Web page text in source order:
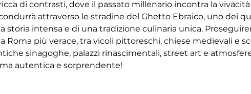
di contrasti, dove il passato millenario incontra la
attraverso le stradine del Ghetto Ebraico, uno dei
storia intensa e di una tradizione culinaria unica.
Roma più verace, tra vicoli pittoreschi, chiese medievali e
sinagoghe, palazzi rinascimentali, street art e
autentica e sorprendente!